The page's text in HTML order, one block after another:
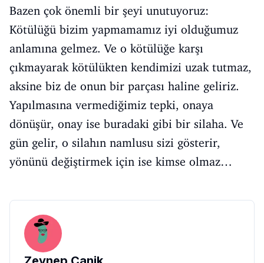
Bazen çok önemli bir şeyi unutuyoruz:
Kötülüğü bizim yapmamamız iyi olduğumuz
anlamına gelmez. Ve o kötülüğe karşı
çıkmayarak kötülükten kendimizi uzak tutmaz,
aksine biz de onun bir parçası haline geliriz.
Yapılmasına vermediğimiz tepki, onaya
dönüşür, onay ise buradaki gibi bir silaha. Ve
gün gelir, o silahın namlusu sizi gösterir,
yönünü değiştirmek için ise kimse olmaz…